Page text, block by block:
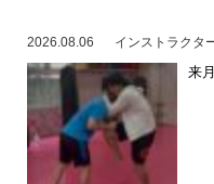
2026.08.06 インストラクタ
来